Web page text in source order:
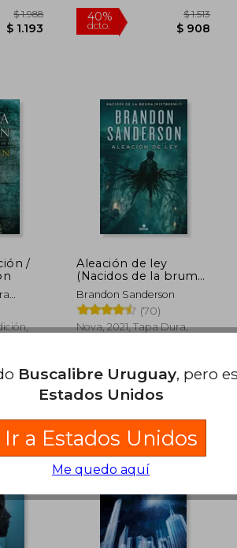
$ 1.435 45% $
/
Aleación de ley
(Nacidos de la bruma
4)
Brandon Sanderson
(70)
Nova, 2021, Tapa Dura,
Buscalibre Uruguay, pero
Estados Unidos
Ir a Estados Unidos
Me quedo aquí